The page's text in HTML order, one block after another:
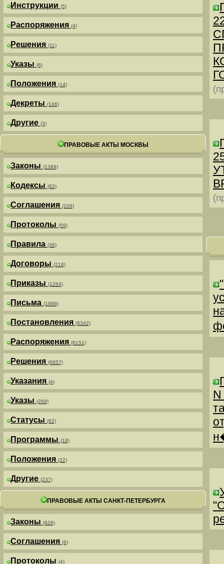
Инструкции (5)
Распоряжения (4)
Решения (11)
Указы (6)
Положения (14)
Декреты (146)
Другие (3)
ПРАВОВЫЕ АКТЫ МОСКВЫ
Законы (1389)
Кодексы (83)
Соглашения (109)
Протоколы (59)
Правила (38)
Договоры (216)
Приказы (1264)
Письма (1988)
Постановления (8342)
Распоряжения (8151)
Решения (6857)
Указания (4)
Указы (269)
Статусы (62)
Программы (18)
Положения (22)
Другие (237)
ПРАВОВЫЕ АКТЫ САНКТ-ПЕТЕРБУРГА
Законы (826)
Соглашения (6)
Протоколы (4)